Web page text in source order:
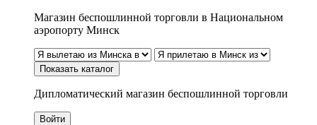
Магазин беспошлинной торговли в Национальном
аэропорту Минск
Показать каталог
Дипломатический магазин беспошлинной торговли
Войти